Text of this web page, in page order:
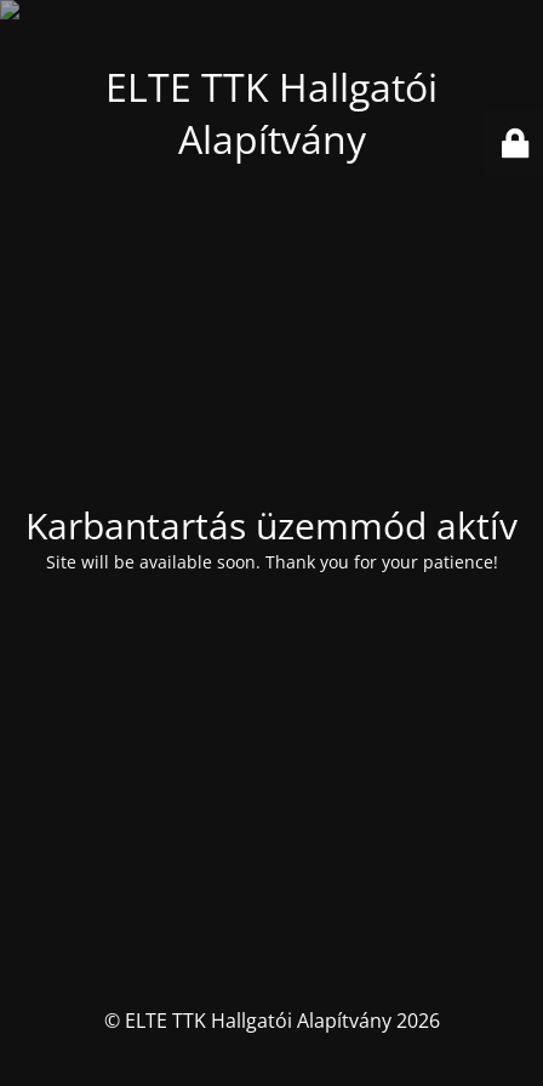
ELTE TTK Hallgatói
Alapítvány
Karbantartás üzemmód aktív
Site will be available soon. Thank you for your patience!
© ELTE TTK Hallgatói Alapítvány 2026